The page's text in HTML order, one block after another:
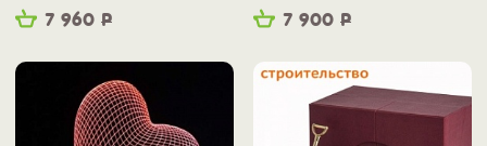
7 960 Р 7 900 Р